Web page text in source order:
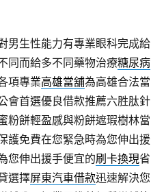
男生性能力有專業眼科完成給
同而給多不同藥物治療糖尿病
項專業高雄當舖為高雄合法當
會首選優良借款推薦六胜肽針
粉餅輕盈感與粉餅遮瑕樹林當
護免費在您緊急時為您伸出援
您伸出援手便宜的刷卡換現省
選擇屏東汽車借款迅速解決您